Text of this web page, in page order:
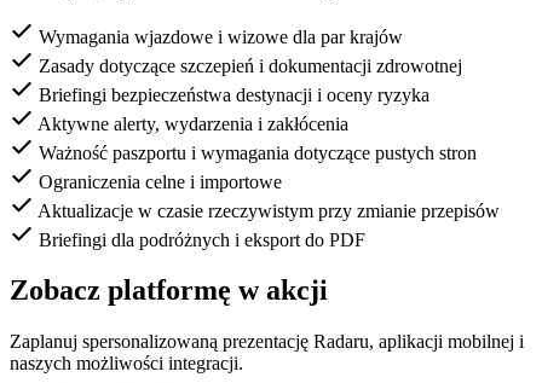
Wymagania wjazdowe i wizowe dla par krajów
Zasady dotyczące szczepień i dokumentacji zdrowotnej
Briefingi bezpieczeństwa destynacji i oceny ryzyka
Aktywne alerty, wydarzenia i zakłócenia
Ważność paszportu i wymagania dotyczące pustych stron
Ograniczenia celne i importowe
Aktualizacje w czasie rzeczywistym przy zmianie przepisów
Briefingi dla podróżnych i eksport do PDF
Zobacz platformę w akcji
Zaplanuj spersonalizowaną prezentację Radaru, aplikacji mobilnej i
naszych możliwości integracji.